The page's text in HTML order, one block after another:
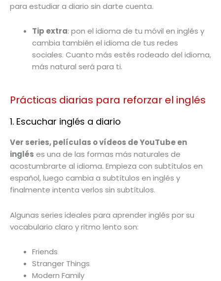
para estudiar a diario sin darte cuenta.
Tip extra: pon el idioma de tu móvil en inglés y
cambia también el idioma de tus redes
sociales. Cuanto más estés rodeado del idioma,
más natural será para ti.
Prácticas diarias para reforzar el inglés
1. Escuchar inglés a diario
Ver series, películas o vídeos de YouTube en
inglés es una de las formas más naturales de
acostumbrarte al idioma. Empieza con subtítulos en
español, luego cambia a subtítulos en inglés y
finalmente intenta verlos sin subtítulos.
Algunas series ideales para aprender inglés por su
vocabulario claro y ritmo lento son:
Friends
Stranger Things
Modern Family